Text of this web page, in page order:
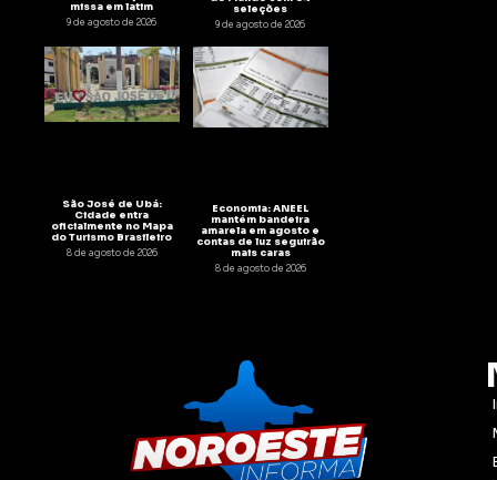
missa em latim
9 de agosto de 2026
seleções
9 de agosto de 2026
São José de Ubá:
Cidade entra
oficialmente no Mapa
do Turismo Brasileiro
8 de agosto de 2026
Economia: ANEEL
mantém bandeira
amarela em agosto e
contas de luz seguirão
mais caras
8 de agosto de 2026